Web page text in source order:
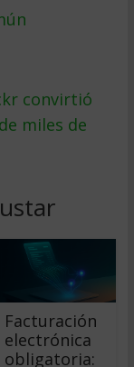
convirtió
miles de
Facturación
electrónica
obligatoria: